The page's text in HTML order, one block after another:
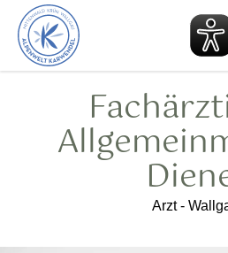
zurück
zur
Startseite
Arzt -